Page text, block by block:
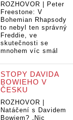
ROZHOVOR | Peter
Freestone: V
Bohemian Rhapsody
to nebyl ten správný
Freddie, ve
skutečnosti se
mnohem víc smál
STOPY DAVIDA
BOWIEHO V
ČESKU
ROZHOVOR |
Natáčení s Davidem
Bowiem? „Nic